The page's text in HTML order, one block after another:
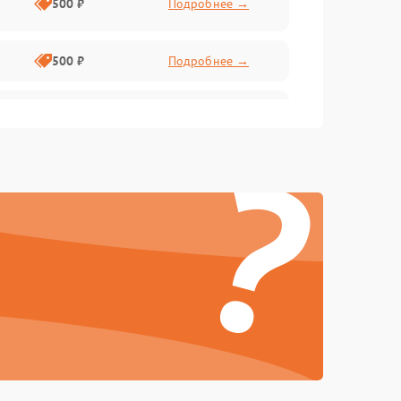
500 ₽ Подробнее →
500 ₽ Подробнее →
500 ₽
Подробнее →
Подробнее →
?